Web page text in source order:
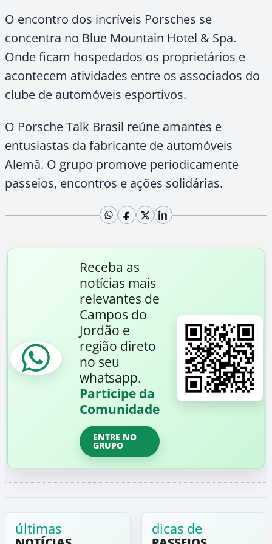
O encontro dos incríveis Porsches se
concentra no Blue Mountain Hotel & Spa.
Onde ficam hospedados os proprietários e
acontecem atividades entre os associados do
clube de automóveis esportivos.
O Porsche Talk Brasil reúne amantes e
entusiastas da fabricante de automóveis
Alemã. O grupo promove periodicamente
passeios, encontros e ações solidárias.
Receba as
notícias mais
relevantes de
Campos do
Jordão e
região direto
no seu
whatsapp.
Participe da
Comunidade
ENTRE NO
GRUPO
últimas dicas de